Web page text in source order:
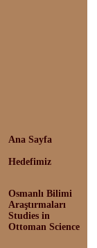
Ana Sayfa
Hedefimiz
Osmanlı Bilimi
Araştırmaları
Studies in
Ottoman Science